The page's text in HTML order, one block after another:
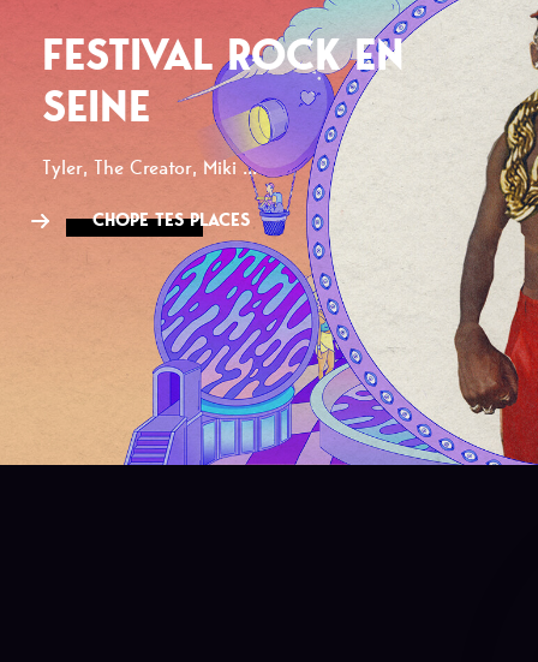
FESTIVAL ROCK EN
SEINE
Tyler, The Creator, Miki ...
CHOPE TES PLACES